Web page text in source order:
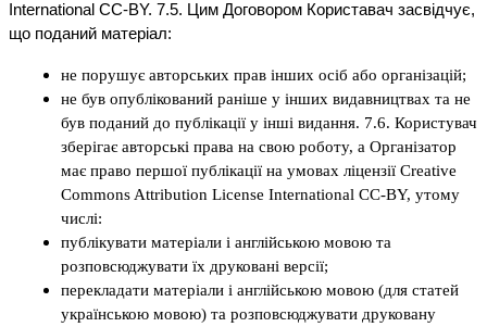
International CC-BY. 7.5. Цим Договором Користавач засвідчує,
що поданий матеріал:
не порушує авторських прав інших осіб або організацій;
не був опублікований раніше у інших видавництвах та не
був поданий до публікації у інші видання. 7.6. Користувач
зберігає авторські права на свою роботу, а Організатор
має право першої публікації на умовах ліцензії Creative
Commons Attribution License International CC-BY, утому
числі:
публікувати матеріали і англійською мовою та
розповсюджувати їх друковані версії;
перекладати матеріали і англійською мовою (для статей
українською мовою) та розповсюджувати друковану